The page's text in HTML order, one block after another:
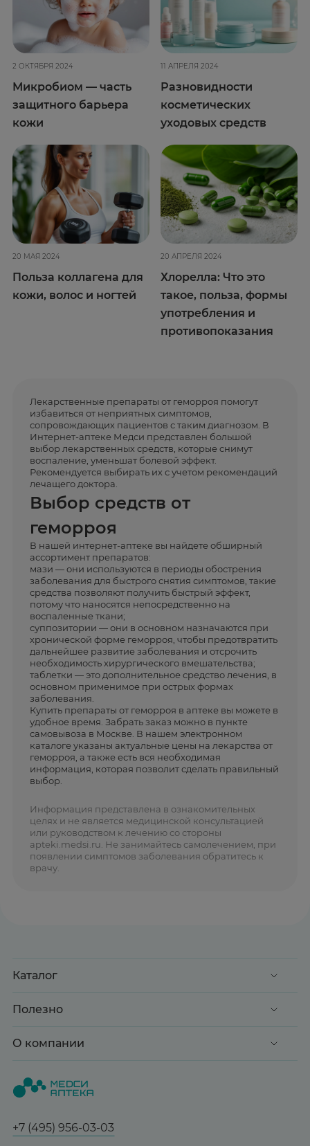
2 ОКТЯБРЯ 2024
Микробиом — часть
защитного барьера
кожи
11 АПРЕЛЯ 2024
Разновидности
косметических
уходовых средств
20 МАЯ 2024
Польза коллагена для
кожи, волос и ногтей
20 АПРЕЛЯ 2024
Хлорелла: Что это
такое, польза, формы
употребления и
противопоказания
Лекарственные препараты от геморроя помогут
избавиться от неприятных симптомов,
сопровождающих пациентов с таким диагнозом. В
Интернет-аптеке Медси представлен большой
выбор лекарственных средств, которые снимут
воспаление, уменьшат болевой эффект.
Рекомендуется выбирать их с учетом рекомендаций
лечащего доктора.
Выбор средств от
геморроя
В нашей интернет-аптеке вы найдете обширный
ассортимент препаратов:
мази — они используются в периоды обострения
заболевания для быстрого снятия симптомов, такие
средства позволяют получить быстрый эффект,
потому что наносятся непосредственно на
воспаленные ткани;
суппозитории — они в основном назначаются при
хронической форме геморроя, чтобы предотвратить
дальнейшее развитие заболевания и отсрочить
необходимость хирургического вмешательства;
таблетки — это дополнительное средство лечения, в
основном применимое при острых формах
заболевания.
Купить препараты от геморроя в аптеке вы можете в
удобное время. Забрать заказ можно в пункте
самовывоза в Москве. В нашем электронном
каталоге указаны актуальные цены на лекарства от
геморроя, а также есть вся необходимая
информация, которая позволит сделать правильный
выбор.
Информация представлена в ознакомительных
целях и не является медицинской консультацией
или руководством к лечению со стороны
apteki.medsi.ru. Не занимайтесь самолечением, при
появлении симптомов заболевания обратитесь к
врачу.
Каталог
Акции
Здоровье
Медицинские товары
Мама и малыш
Полезно
Доставка и оплата
Статьи и новости
Справочник болезней
Гарантии
О компании
Все аптеки
Отзывы
+7 (495) 956-03-03